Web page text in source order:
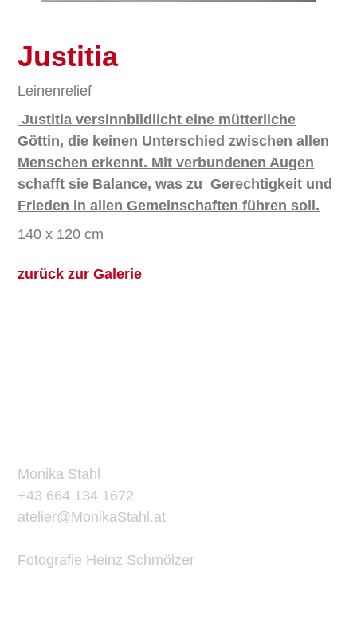
Justitia
Leinenrelief
Justitiaversinnbildlicht eine mütterliche
Göttin, die keinen Unterschied zwischen allen
Menschen erkennt. Mit verbundenen Augen
schafft sie Balance, was zu Gerechtigkeit und
Frieden in allen Gemeinschaften führen soll.
140 x 120 cm
zurück zur Galerie
Monika Stahl
+43 664 134 1672
atelier@MonikaStahl.at
Fotografie Heinz Schmölzer